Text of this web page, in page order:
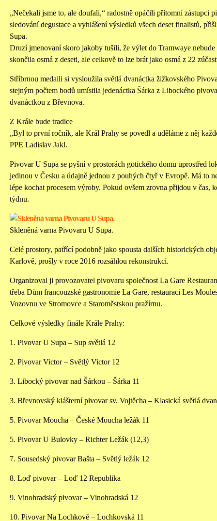
„Nečekali jsme to, ale doufali,“ radostně opáčili přítomní zástupci
sledování degustace a vyhlášení výsledků všech deset finalistů,
Supa.
Druzí jmenovaní skoro jakoby tušili, že výlet do Tramwaye
skončila osmá z deseti, ale celkově to lze brát jako osmá z 22
Stříbrnou medaili si vysloužila světlá dvanáctka žižkovského
stejným počtem bodů umístila jedenáctka Šárka z Libockého
dvanáctkou z Břevnova.
Z Krále bude tradice
„Byl to první ročník, ale Král Prahy se povedl a uděláme z něj
PPE Ladislav Jakl.
Pivovar U Supa se pyšní v prostorách gotického domu uprostřed
jedinou v Česku a údajně jednou z pouhých čtyř v Evropě. Má to
lépe kochat procesem výroby. Pokud ovšem zrovna přijdou v čas,
týdnu.
Skleněná varna Pivovaru U Supa.
Celé prostory, patřící podobně jako spousta dalších historických
Karlově, prošly v roce 2016 rozsáhlou rekonstrukcí.
Organizoval ji provozovatel pivovaru společnost La Gare
třeba Dům francouzské gastronomie La Gare, restauraci Les
Vozovnu ve Stromovce a Staroměstskou pražírnu.
Celkové výsledky finále Krále Prahy:
1. Pivovar U Supa – Sup světlá 12
2. Pivovar Victor – Světlý Victor 12
3. Libocký pivovar nad Šárkou – Šárka 11
3. Břevnovský klášterní pivovar sv. Vojtěcha – Klasická světlá
5. Pivovar Moucha – České Moucha ležák 11
5. Pivovar U Bulovky – Richter Ležák (12,3)
7. Sousedský pivovar Bašta – Světlý ležák 12
8. Loď pivovar – Loď 12 Republika
9. Vinohradský pivovar – Vinohradská 12
10. Pivovar Na Lochkově – Lochkovská 11